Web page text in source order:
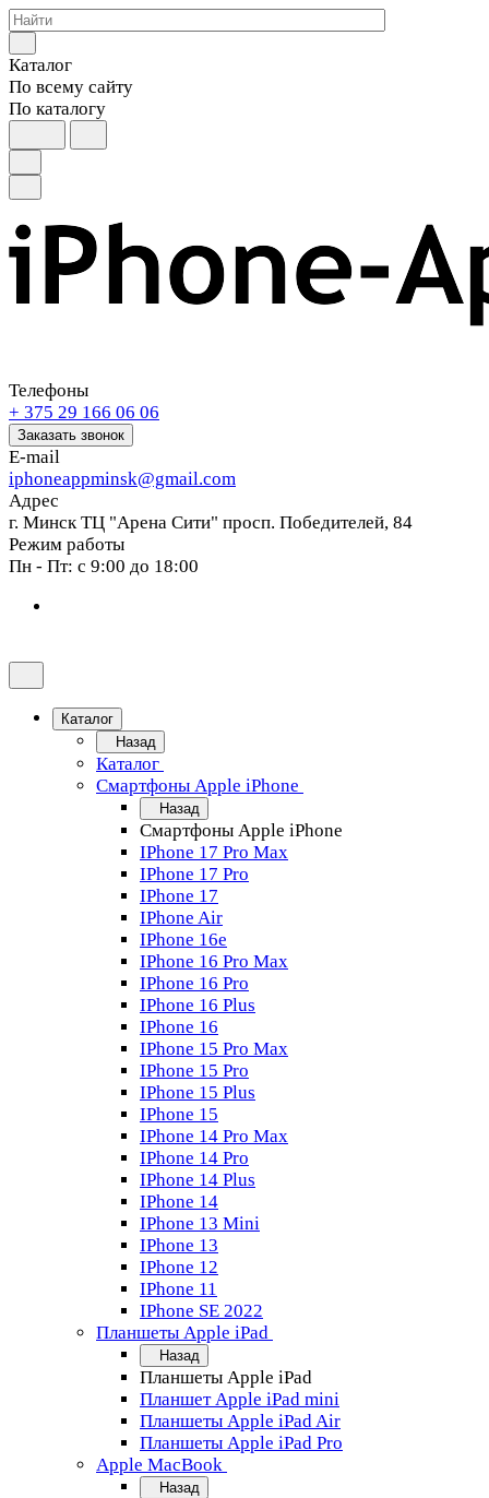
Каталог
По всему сайту
По каталогу
Телефоны
+ 375 29 166 06 06
Заказать звонок
E-mail
iphoneappminsk@gmail.com
Адрес
г. Минск ТЦ "Арена Сити" просп. Победителей, 84
Режим работы
Пн - Пт: с 9:00 до 18:00
Каталог
Назад
Каталог
Смартфоны Apple iPhone
Назад
Смартфоны Apple iPhone
IPhone 17 Pro Max
IPhone 17 Pro
IPhone 17
IPhone Air
IPhone 16e
IPhone 16 Pro Max
IPhone 16 Pro
IPhone 16 Plus
IPhone 16
IPhone 15 Pro Max
IPhone 15 Pro
IPhone 15 Plus
IPhone 15
IPhone 14 Pro Max
IPhone 14 Pro
IPhone 14 Plus
IPhone 14
IPhone 13 Mini
IPhone 13
IPhone 12
IPhone 11
IPhone SE 2022
Планшеты Apple iPad
Назад
Планшеты Apple iPad
Планшет Apple iPad mini
Планшеты Apple iPad Air
Планшеты Apple iPad Pro
Apple MacBook
Назад